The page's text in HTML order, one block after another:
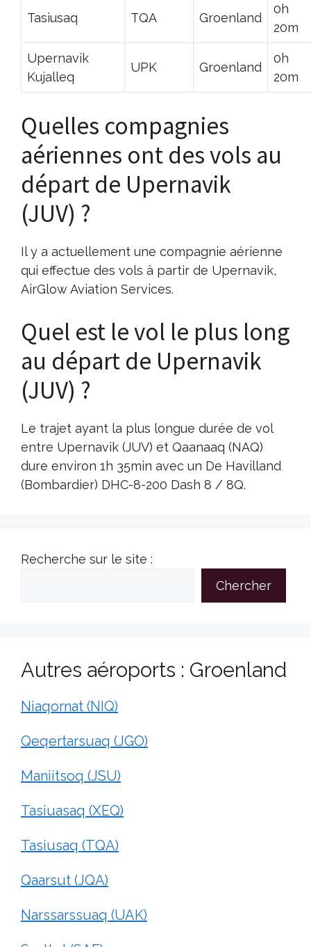
Tasiusaq TQA Groenland
0h
20m
Upernavik
Kujalleq
UPK Groenland
0h
20m
Quelles compagnies
aériennes ont des vols au
départ de Upernavik
(JUV) ?
Il y a actuellement une compagnie aérienne
qui effectue des vols à partir de Upernavik,
AirGlow Aviation Services.
Quel est le vol le plus long
au départ de Upernavik
(JUV) ?
Le trajet ayant la plus longue durée de vol
entre Upernavik (JUV) et Qaanaaq (NAQ)
dure environ 1h 35min avec un De Havilland
(Bombardier) DHC-8-200 Dash 8 / 8Q.
Recherche sur le site :
Chercher
Autres aéroports : Groenland
Niaqornat (NIQ)
Qeqertarsuaq (JGO)
Maniitsoq (JSU)
Tasiuasaq (XEQ)
Tasiusaq (TQA)
Qaarsut (JQA)
Narssarssuaq (UAK)